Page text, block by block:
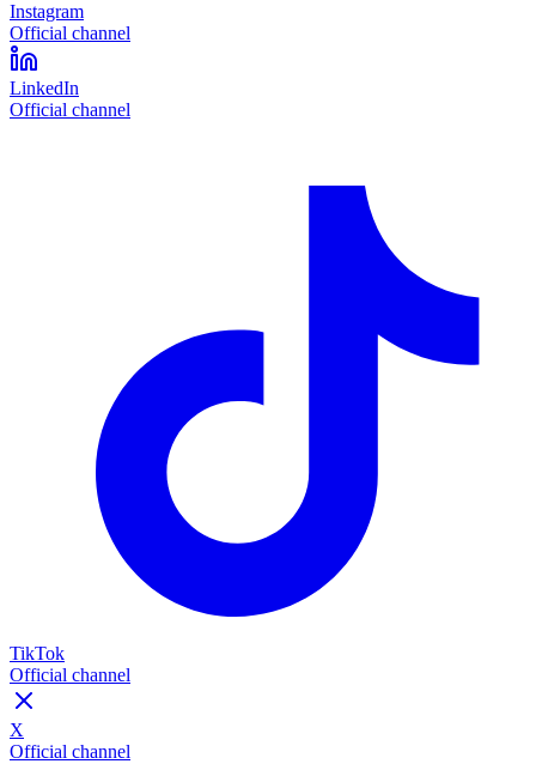
Instagram
Official channel
LinkedIn
Official channel
TikTok
Official channel
X
Official channel